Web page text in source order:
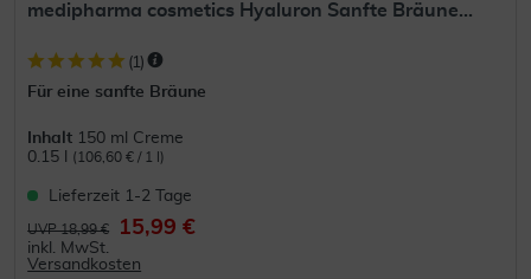
medipharma cosmetics Hyaluron Sanfte Bräune...
(1)
Für eine sanfte Bräune
Inhalt 150 ml Creme
0.15 l
(106,60 € / 1 l)
Lieferzeit 1-2 Tage
UVP 18,99 € 15,99 €
inkl. MwSt.
Versandkosten